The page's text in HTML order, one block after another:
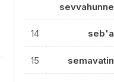
sevvahunne
14 seb'a
15 semavatin